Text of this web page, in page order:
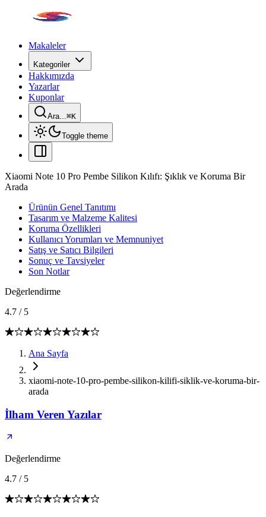
Makaleler
Kategoriler
Hakkımızda
Yazarlar
Kuponlar
Ara...⌘K
Toggle theme
Xiaomi Note 10 Pro Pembe Silikon Kılıfı: Şıklık ve Koruma Bir
Arada
Ürünün Genel Tanıtımı
Tasarım ve Malzeme Kalitesi
Koruma Özellikleri
Kullanıcı Yorumları ve Memnuniyet
Satış ve Satıcı Bilgileri
Sonuç ve Tavsiyeler
Son Notlar
Değerlendirme
4.7 / 5
Ana Sayfa
xiaomi-note-10-pro-pembe-silikon-kilifi-siklik-ve-koruma-bir-
arada
İlham Veren Yazılar
Değerlendirme
4.7 / 5